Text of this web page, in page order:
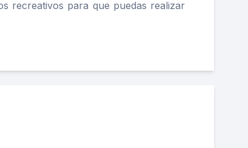
recreativos para que puedas realizar